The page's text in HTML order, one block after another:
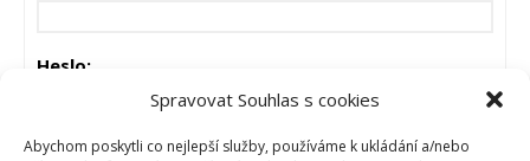
Spravovat Souhlas s cookies
Abychom poskytli co nejlepší služby, používáme k ukládání a/nebo
Heslo:
Zůstat přihlášen